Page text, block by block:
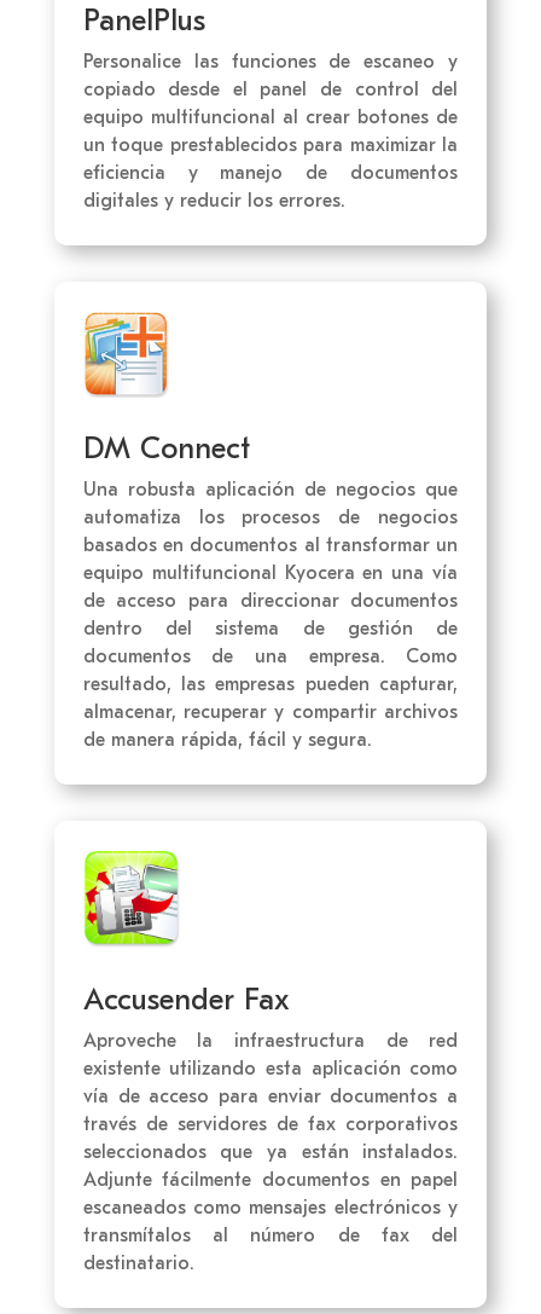
PanelPlus
Personalice las funciones de escaneo y
copiado desde el panel de control del
equipo multifuncional al crear botones de
un toque prestablecidos para maximizar la
eficiencia y manejo de documentos
digitales y reducir los errores.
DM Connect
Una robusta aplicación de negocios que
automatiza los procesos de negocios
basados en documentos al transformar un
equipo multifuncional Kyocera en una vía
de acceso para direccionar documentos
dentro del sistema de gestión de
documentos de una empresa. Como
resultado, las empresas pueden capturar,
almacenar, recuperar y compartir archivos
de manera rápida, fácil y segura.
Accusender Fax
Aproveche la infraestructura de red
existente utilizando esta aplicación como
vía de acceso para enviar documentos a
través de servidores de fax corporativos
seleccionados que ya están instalados.
Adjunte fácilmente documentos en papel
escaneados como mensajes electrónicos y
transmítalos al número de fax del
destinatario.